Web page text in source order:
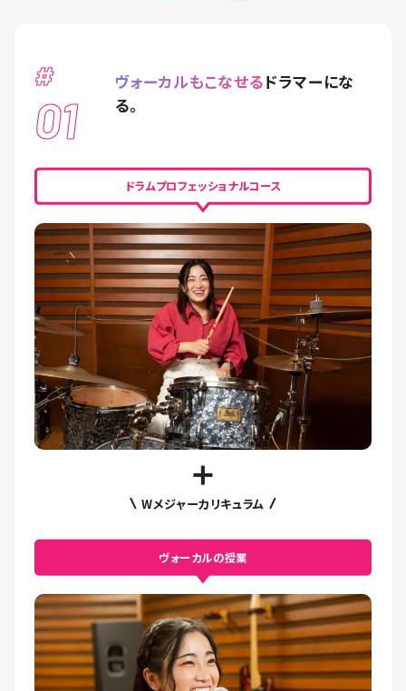
#
01
ヴォーカルもこなせるドラマーにな
る。
ドラムプロフェッショナルコース
Wメジャーカリキュラム
ヴォーカルの授業